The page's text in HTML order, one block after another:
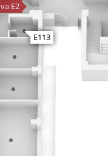
E2
E113